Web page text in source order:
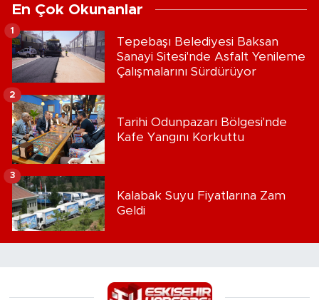
En Çok Okunanlar
Tepebaşı Belediyesi Baksan
Sanayi Sitesi'nde Asfalt Yenileme
Çalışmalarını Sürdürüyor
1
Tarihi Odunpazarı Bölgesi'nde
Kafe Yangını Korkuttu
2
Kalabak Suyu Fiyatlarına Zam
Geldi
3